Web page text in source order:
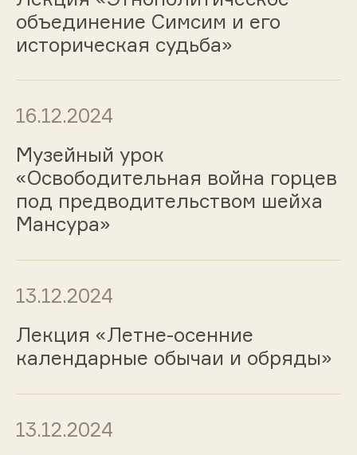
объединение Симсим и его
историческая судьба»
16.12.2024
Музейный урок
«Освободительная война горцев
под предводительством шейха
Мансура»
13.12.2024
Лекция «Летне-осенние
календарные обычаи и обряды»
13.12.2024